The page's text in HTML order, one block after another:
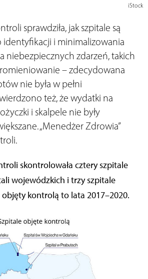
iStock
sprawdziła, jak szpitale są
i minimalizowania
niebezpiecznych zdarzeń, takich
– zdecydowana
nie była w pełni
też, że wydatki na
i skalpele nie były
„Menedżer Zdrowia”
skontrolowała cztery szpitale
wojewódzkich i trzy szpitale
kontrolą to lata 2017–2020.